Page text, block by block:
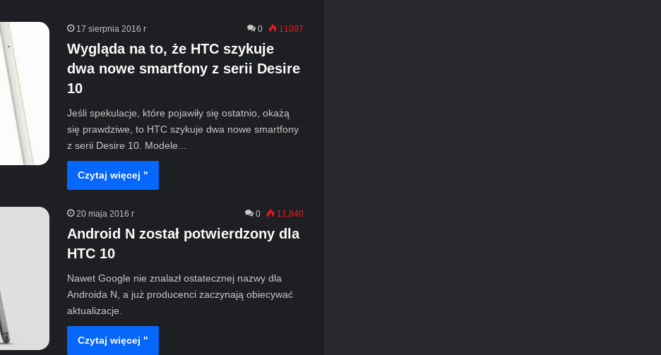
17 sierpnia 2016 r 0 11097
Wygląda na to, że HTC szykuje
dwa nowe smartfony z serii Desire
10
Jeśli spekulacje, które pojawiły się ostatnio, okażą
się prawdziwe, to HTC szykuje dwa nowe smartfony
z serii Desire 10. Modele...
Czytaj więcej "
20 maja 2016 r 0 11,840
Android N został potwierdzony dla
HTC 10
Nawet Google nie znalazł ostatecznej nazwy dla
Androida N, a już producenci zaczynają obiecywać
aktualizacje.
Czytaj więcej "